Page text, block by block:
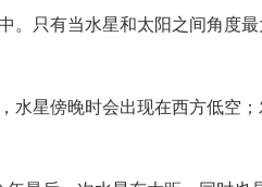
。只有当水星和太阳之间角度
星傍晚时会出现在西方低空；